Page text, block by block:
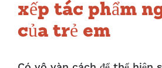
xếp tác phẩm
của trẻ em